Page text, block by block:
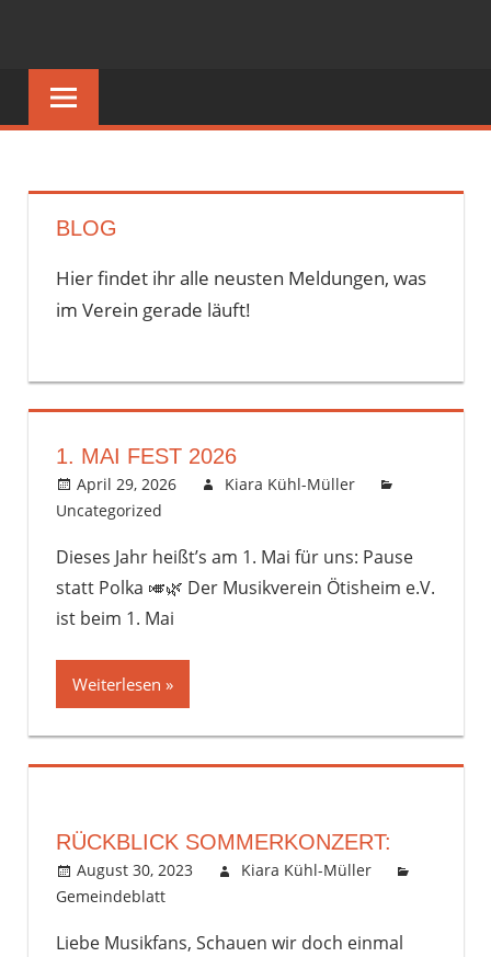
BLOG
Hier findet ihr alle neusten Meldungen, was
im Verein gerade läuft!
1. MAI FEST 2026
April 29, 2026
Kiara Kühl-Müller
Uncategorized
Dieses Jahr heißt’s am 1. Mai für uns: Pause
statt Polka 🎺🌿 Der Musikverein Ötisheim e.V.
ist beim 1. Mai
Weiterlesen
RÜCKBLICK SOMMERKONZERT:
August 30, 2023
Kiara Kühl-Müller
Gemeindeblatt
Liebe Musikfans, Schauen wir doch einmal